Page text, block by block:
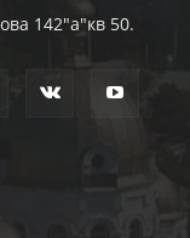
142"а"кв 50.